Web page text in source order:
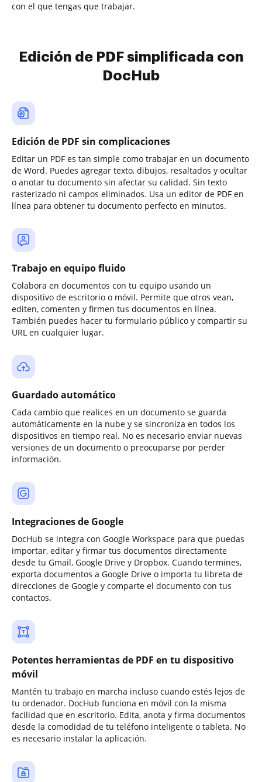
con el que tengas que trabajar.
Edición de PDF simplificada con
DocHub
Edición de PDF sin complicaciones
Editar un PDF es tan simple como trabajar en un documento
de Word. Puedes agregar texto, dibujos, resaltados y ocultar
o anotar tu documento sin afectar su calidad. Sin texto
rasterizado ni campos eliminados. Usa un editor de PDF en
línea para obtener tu documento perfecto en minutos.
Trabajo en equipo fluido
Colabora en documentos con tu equipo usando un
dispositivo de escritorio o móvil. Permite que otros vean,
editen, comenten y firmen tus documentos en línea.
También puedes hacer tu formulario público y compartir su
URL en cualquier lugar.
Guardado automático
Cada cambio que realices en un documento se guarda
automáticamente en la nube y se sincroniza en todos los
dispositivos en tiempo real. No es necesario enviar nuevas
versiones de un documento o preocuparse por perder
información.
Integraciones de Google
DocHub se integra con Google Workspace para que puedas
importar, editar y firmar tus documentos directamente
desde tu Gmail, Google Drive y Dropbox. Cuando termines,
exporta documentos a Google Drive o importa tu libreta de
direcciones de Google y comparte el documento con tus
contactos.
Potentes herramientas de PDF en tu dispositivo
móvil
Mantén tu trabajo en marcha incluso cuando estés lejos de
tu ordenador. DocHub funciona en móvil con la misma
facilidad que en escritorio. Edita, anota y firma documentos
desde la comodidad de tu teléfono inteligente o tableta. No
es necesario instalar la aplicación.